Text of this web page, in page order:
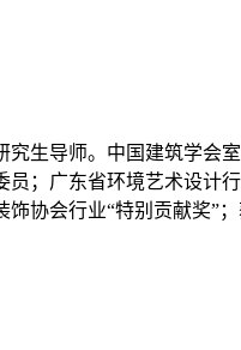
生导师。中国建筑学
；广东省环境艺术设
协会行业“特别贡献奖”